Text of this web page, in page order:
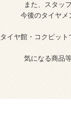
また、スタッ
今後のタイヤメ
タイヤ館・コクピッ
気になる商品